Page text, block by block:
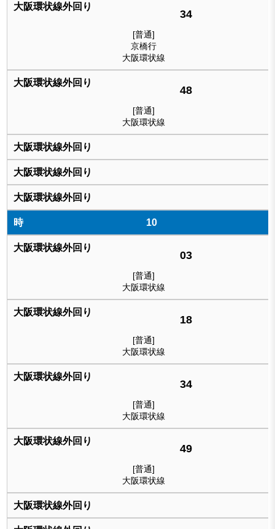
34
[普通]
京橋行
大阪環状線
48
[普通]
大阪環状線
10
03
[普通]
大阪環状線
18
[普通]
大阪環状線
34
[普通]
大阪環状線
49
[普通]
大阪環状線